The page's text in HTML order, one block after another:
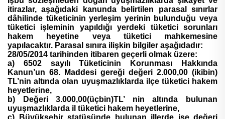
itirazlar, aşağıdaki kanunda belirtilen parasal sınırlar
dâhilinde tüketicinin yerleşim yerinin bulunduğu veya
tüketici işleminin yapıldığı yerdeki tüketici sorunları
hakem heyetine veya tüketici mahkemesine
yapılacaktır. Parasal sınıra ilişkin bilgiler aşağıdadır:
28/05/2014 tarihinden itibaren geçerli olmak üzere:
a) 6502 sayılı Tüketicinin Korunması Hakkında
Kanun’un 68. Maddesi gereği değeri 2.000,00 (ikibin)
TL’nin altında olan uyuşmazlıklarda ilçe tüketici hakem
heyetlerine,
b) Değeri 3.000,00(üçbin)TL’ nin altında bulunan
uyuşmazlıklarda il tüketici hakem heyetlerine,
c) Büyükşehir statüsünde bulunan illerde ise değeri